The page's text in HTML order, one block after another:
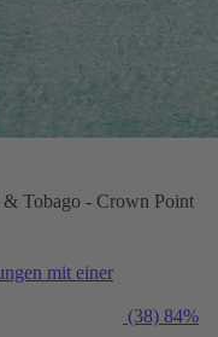
Tobago - Crown Point
mit einer
(38) 84%